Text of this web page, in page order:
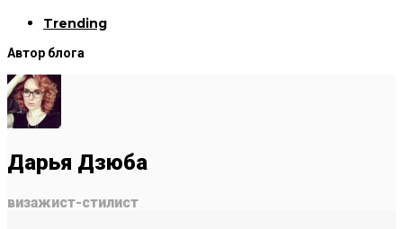
Trending
Автор блога
Дарья Дзюба
визажист-стилист